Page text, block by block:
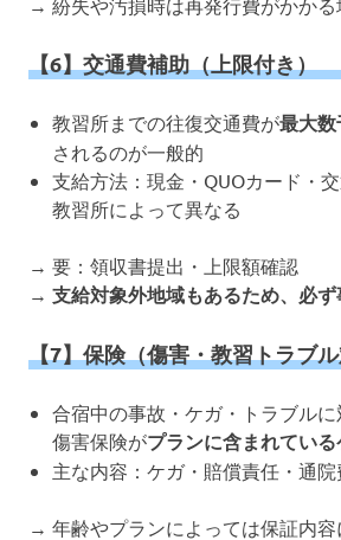
【6】交通費補助（上限付き）
教習所までの往復交通費が最大
されるのが一般的
支給方法：現金・QUOカード・
教習所によって異なる
→ 要：領収書提出・上限額確認
→ 支給対象外地域もあるため、必
【7】保険（傷害・教習トラブル
合宿中の事故・ケガ・トラブル
傷害保険がプランに含まれてい
主な内容：ケガ・賠償責任・通
→ 年齢やプランによっては保証内容